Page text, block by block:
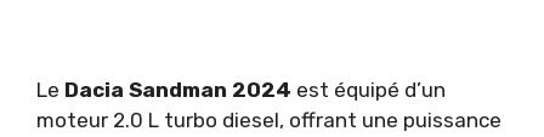
Le Dacia Sandman 2024 est équipé d’un
moteur 2.0 L turbo diesel, offrant une puissance